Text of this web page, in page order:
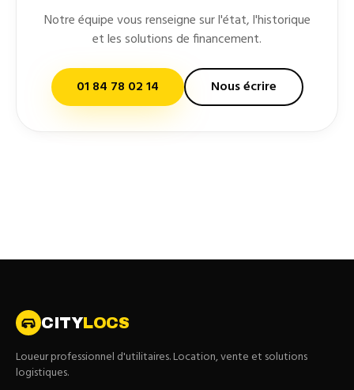
Notre équipe vous renseigne sur l'état, l'historique
et les solutions de financement.
01 84 78 02 14 Nous écrire
CITYLOCS
Loueur professionnel d'utilitaires. Location, vente et solutions
logistiques.